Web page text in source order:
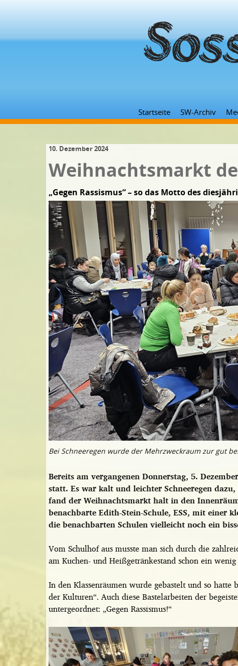
Startseite SW-Archiv
10. Dezember 2024
Weihnachtsmarkt
„Gegen Rassismus“ – so das Motto des
Bei Schneeregen wurde der Mehrzweckraum zur gut
Bereits am vergangenen Donnerstag, 5.
statt. Es war kalt und leichter Schneeregen
fand der Weihnachtsmarkt halt in den
benachbarte Edith-Stein-Schule, ESS, mit einer
die benachbarten Schulen vielleicht noch ein
Vom Schulhof aus musste man sich durch die
am Kuchen- und Heißgetränkestand schon ein
In den Klassenräumen wurde gebastelt und so hatte
der Kulturen“. Auch diese Bastelarbeiten der
untergeordnet: „Gegen Rassismus!“